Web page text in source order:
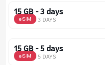
15 GB - 3 days
eSIM 3 DAYS
15 GB - 5 days
eSIM 5 DAYS